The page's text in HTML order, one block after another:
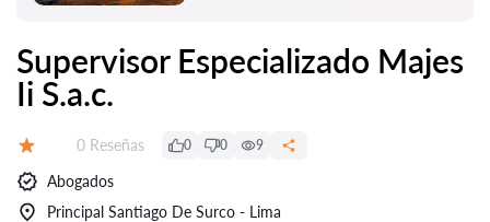
Supervisor Especializado Majes
Ii S.a.c.
Número de reseñas:
0 Reseñas 0 0 9
Abogados
Principal Santiago De Surco - Lima